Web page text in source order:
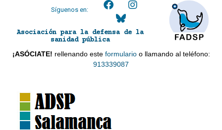
Síguenos en:
Asociación para la defensa de la
sanidad pública
¡ASÓCIATE! rellenando este formularioo llamando al teléfono:
913339087